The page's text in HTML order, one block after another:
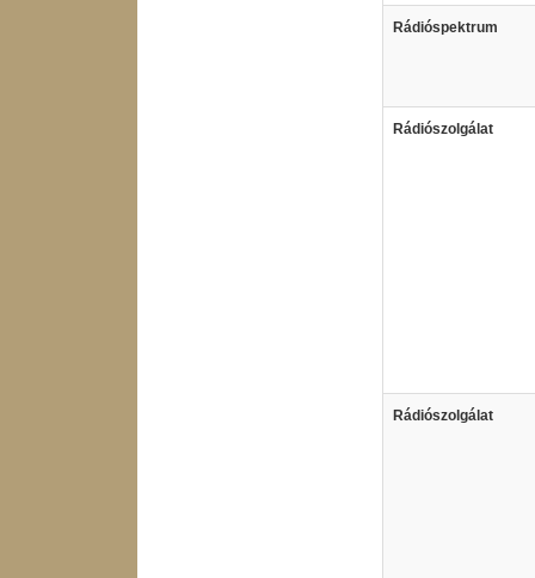
Rádióspektrum
Rádiószolgálat
Rádiószolgálat